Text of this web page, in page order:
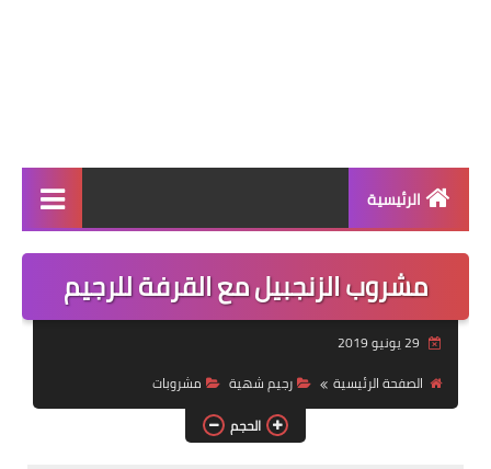
الرئيسية
الرئيسية
أطباق ووجبات
أطباق جانبية
مقبلات
مشروب الزنجبيل مع القرفة للرجيم
الصفحة الرئيسية
رجيم شهية
مشروبات
الحجم